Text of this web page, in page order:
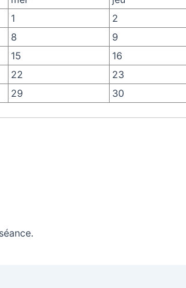
1 2
8 9
15 16
22 23
29 30